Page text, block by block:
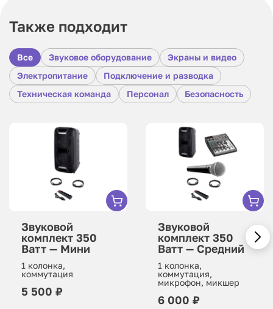
Также подходит
Все Звуковое оборудование
Экраны и видео
Электропитание
Подключение и разводка
Техническая команда
Персонал Безопасность
Звуковой
комплект 350
Ватт — Мини
1 колонка,
коммутация
5 500 ₽
Звуковой
комплект 350
Ватт — Средний
1 колонка,
коммутация,
микрофон, микшер
6 000 ₽